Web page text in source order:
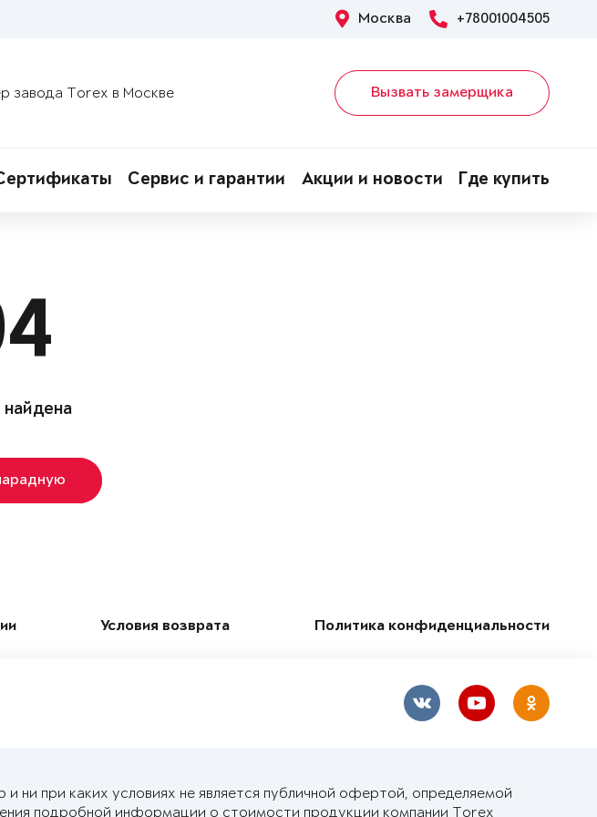
Москва +78001004505
завода Torex в Москве Вызвать замерщика
Сервис и гарантии Акции и новости Где купить
Условия возврата Политика конфиденциальности
при каких условиях не является публичной офертой, определяемой
подробной информации о стоимости продукции компании Torex